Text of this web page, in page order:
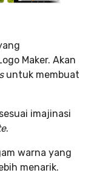
Maker. Akan
untuk membuat
imajinasi
.
warna yang
menarik.